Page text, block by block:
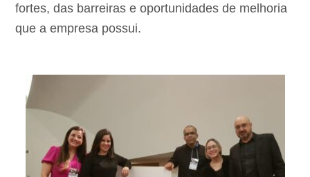
fortes, das barreiras e oportunidades de melhoria
que a empresa possui.